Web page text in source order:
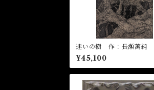
迷いの樹 作：長瀬萬純
¥45,100